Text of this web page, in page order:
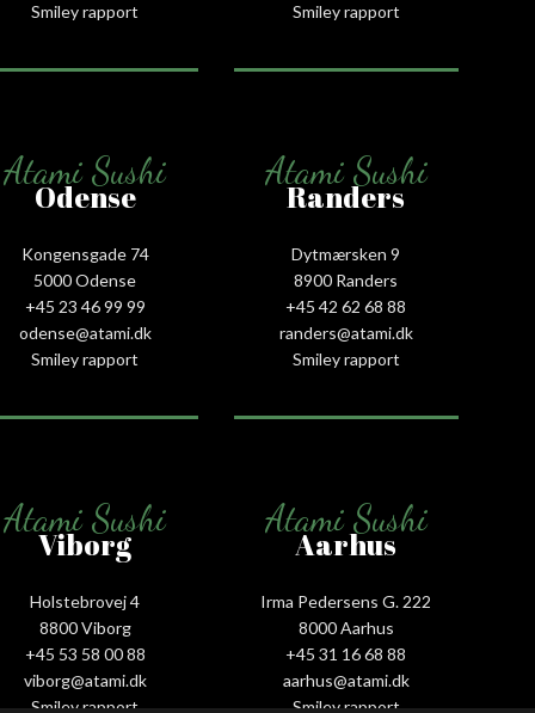
Smiley rapport
Smiley rapport
Atami Sushi
Odense
Kongensgade 74
5000 Odense
+45 23 46 99 99
odense@atami.dk
Smiley rapport
Atami Sushi
Randers
Dytmærsken 9
8900 Randers
+45 42 62 68 88
randers@atami.dk
Smiley rapport
Atami Sushi
Viborg
Holstebrovej 4
8800 Viborg
+45 53 58 00 88
viborg@atami.dk
Smiley rapport
Atami Sushi
Aarhus
Irma Pedersens G. 222
8000 Aarhus
+45 31 16 68 88
aarhus@atami.dk
Smiley rapport